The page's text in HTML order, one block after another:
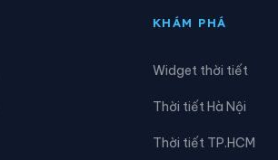
Xã Đông Phú
KHÁM PHÁ
Widget thời tiết
Thời tiết Hà Nội
Thời tiết TP.HCM